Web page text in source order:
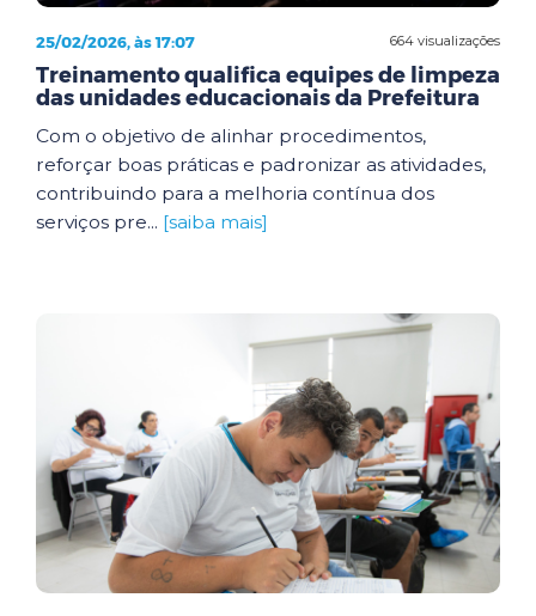
664 visualizações
25/02/2026, às 17:07
Treinamento qualifica equipes de limpeza
das unidades educacionais da Prefeitura
Com o objetivo de alinhar procedimentos,
reforçar boas práticas e padronizar as atividades,
contribuindo para a melhoria contínua dos
serviços pre... [saiba mais]